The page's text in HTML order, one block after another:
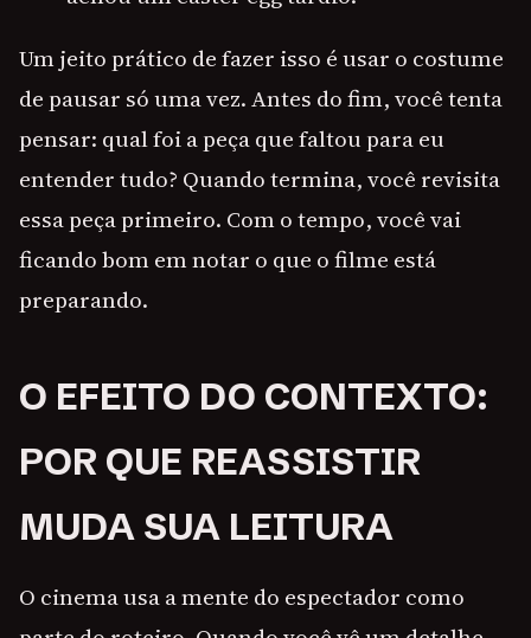
Um jeito prático de fazer isso é usar o costume
de pausar só uma vez. Antes do fim, você tenta
pensar: qual foi a peça que faltou para eu
entender tudo? Quando termina, você revisita
essa peça primeiro. Com o tempo, você vai
ficando bom em notar o que o filme está
preparando.
O EFEITO DO CONTEXTO:
POR QUE REASSISTIR
MUDA SUA LEITURA
O cinema usa a mente do espectador como